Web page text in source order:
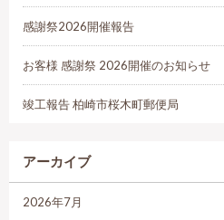
感謝祭2026開催報告
お客様 感謝祭 2026開催のお知らせ
竣工報告 柏崎市桜木町郵便局
アーカイブ
2026年7月